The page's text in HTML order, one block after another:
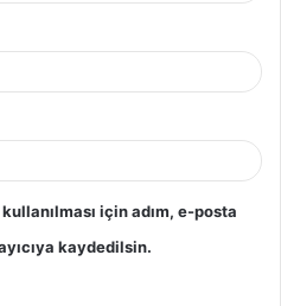
için adım, e-posta
kaydedilsin.